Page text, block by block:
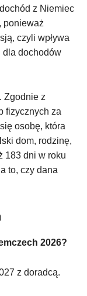
z Niemiec
ponieważ
czyli wpływa
dla dochodów
Zgodnie z
fizycznych za
osobę, która
dom, rodzinę,
183 dni w roku
to, czy dana
2026?
z doradcą.